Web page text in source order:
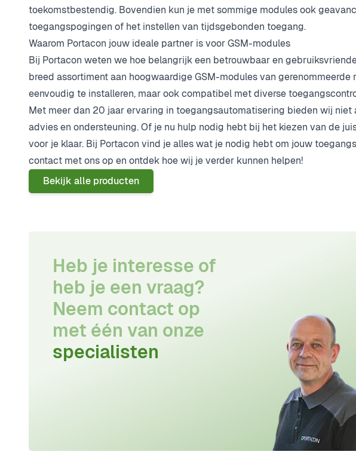
toekomstbestendig. Bovendien kun je met sommige modules ook
toegangspogingen of het instellen van tijdsgebonden toegang.
Waarom Portacon jouw ideale partner is voor GSM-modules
Bij Portacon weten we hoe belangrijk een betrouwbaar en
breed assortiment aan hoogwaardige GSM-modules van
eenvoudig te installeren, maar ook compatibel met diverse
Met meer dan 20 jaar ervaring in toegangsautomatisering bieden wij
advies en ondersteuning. Of je nu hulp nodig hebt bij het kiezen van de
voor je klaar. Bij Portacon vind je alles wat je nodig hebt om jouw
contact met ons op en ontdek hoe wij je verder kunnen helpen!
Bekijk alle producten
Heb je interesse of
heb je een vraag?
Neem contact op
met één van onze
specialisten